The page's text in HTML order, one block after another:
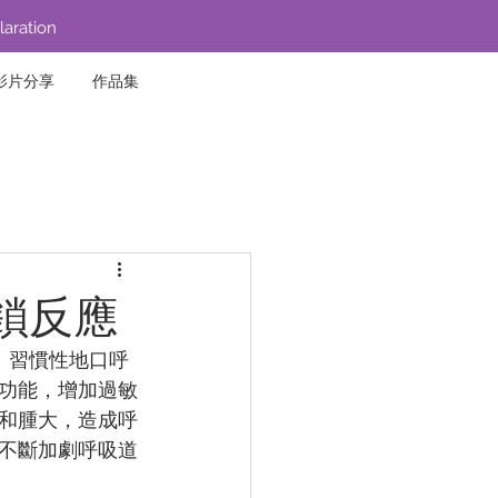
片分享 作品集
反應
習慣性地口呼
能，增加過敏
腫大，造成呼
斷加劇呼吸道